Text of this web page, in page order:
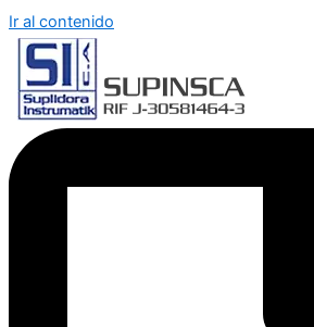
Ir al contenido